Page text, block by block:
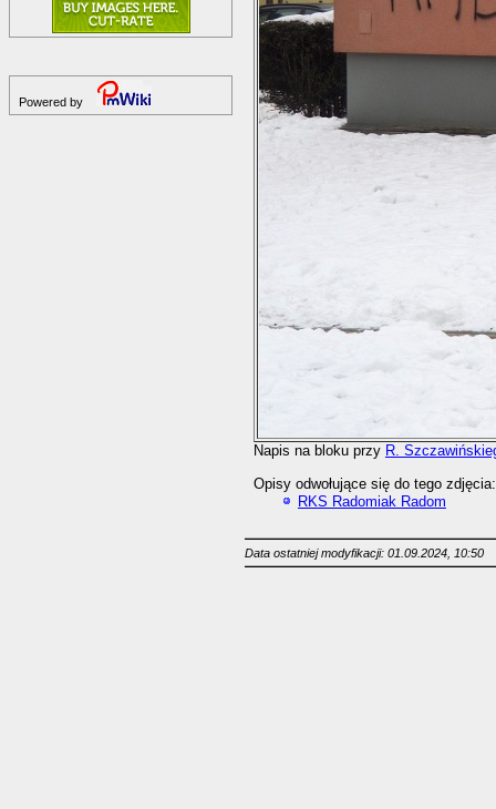
Powered by
Napis na bloku przy R.
Opisy odwołujące się do tego zdjęcia:
RKS Radomiak Radom
Data ostatniej modyfikacji: 01.09.2024, 10:50